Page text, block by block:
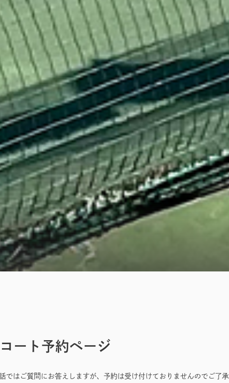
ート予約ページ
ではご質問にお答えしますが、予約は受け付けておりませんのでご了承